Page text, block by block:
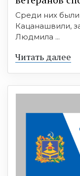
Среди них
Кацанашвили,
Людмила ...
Читать далее